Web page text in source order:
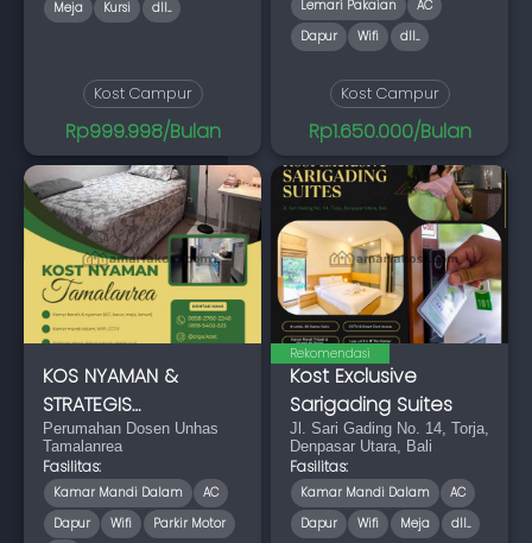
Meja
Kursi dll...
Kost Campur
Rp999.998/Bulan
Lemari Pakaian
AC
Dapur
Wifi dll...
Kost Campur
Rp1.650.000/Bulan
KOS NYAMAN &
STRATEGIS
Tamalanrea
Makassar
Perumahan Dosen Unhas
Tamalanrea
Fasilitas:
Kamar Mandi Dalam
AC
Dapur
Wifi
Parkir Motor
Rekomendasi
Kost Exclusive
Sarigading Suites
Jl. Sari Gading No. 14, Torja,
Denpasar Utara, Bali
Fasilitas:
Kamar Mandi Dalam
AC
Dapur
Wifi Meja dll...